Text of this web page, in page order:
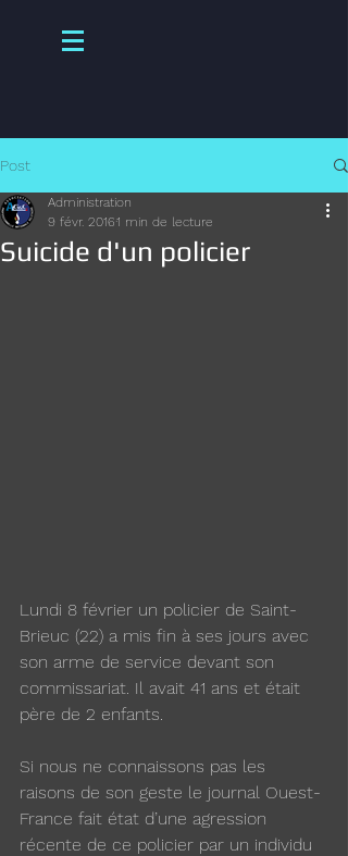
Post
Suicide d'un policier
Administration
9 févr. 20161 min de lecture
Lundi 8 février un policier de Saint-
Brieuc (22) a mis fin à ses jours avec
son arme de service devant son
commissariat. Il avait 41 ans et était
père de 2 enfants.
Si nous ne connaissons pas les
raisons de son geste le journal Ouest-
France fait état d’une agression
récente de ce policier par un individu